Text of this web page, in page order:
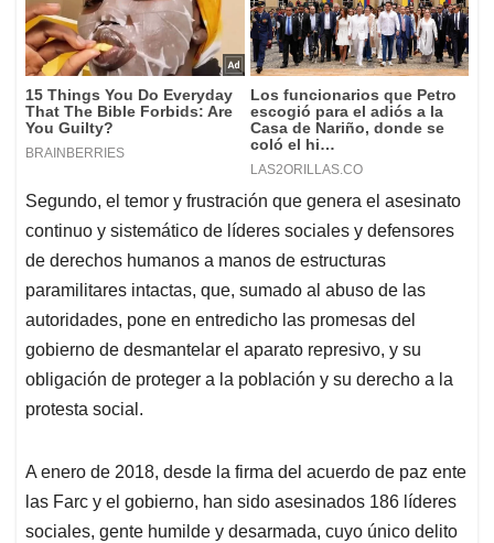
Segundo, el temor y frustración que genera el asesinato
continuo y sistemático de líderes sociales y defensores
de derechos humanos a manos de estructuras
paramilitares intactas, que, sumado al abuso de las
autoridades, pone en entredicho las promesas del
gobierno de desmantelar el aparato represivo, y su
obligación de proteger a la población y su derecho a la
protesta social.
A enero de 2018, desde la firma del acuerdo de paz ente
las Farc y el gobierno, han sido asesinados 186 líderes
sociales, gente humilde y desarmada, cuyo único delito